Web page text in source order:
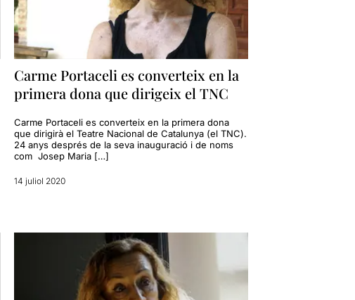
Carme Portaceli es converteix en la
primera dona que dirigeix el TNC
Carme Portaceli es converteix en la primera dona
que dirigirà el Teatre Nacional de Catalunya (el TNC).
24 anys després de la seva inauguració i de noms
com Josep Maria […]
14 juliol 2020